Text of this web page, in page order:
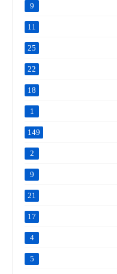
9
11
25
22
18
1
149
2
9
21
17
4
5